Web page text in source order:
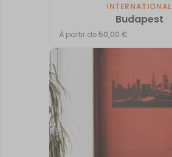
INTERNATIONAL
Budapest
À partir de 50,00€